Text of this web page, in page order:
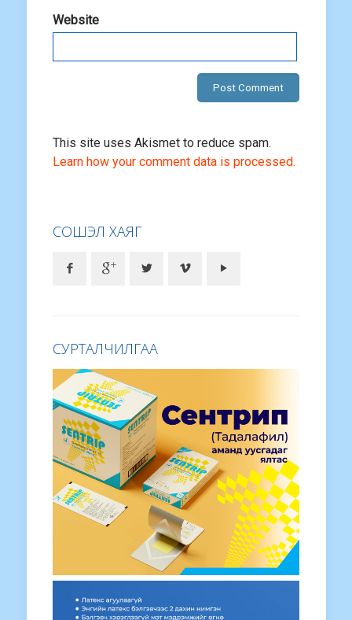
Website
This site uses Akismet to reduce spam.
Learn how your comment data is processed.
СОШЭЛ ХАЯГ
СУРТАЛЧИЛГАА